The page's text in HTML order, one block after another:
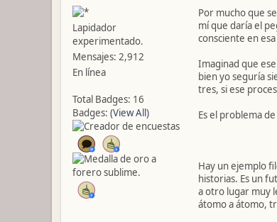
Lapidador
experimentado.
Mensajes: 2,912
En línea
Total Badges: 16
Badges: (View All)
Por mucho que
mí que daría el
consciente en
Imaginad que
bien yo seguría
tres, si ese
Es el problema
Hay un ejemplo
historias. Es un
a otro lugar muy
átomo a átomo,